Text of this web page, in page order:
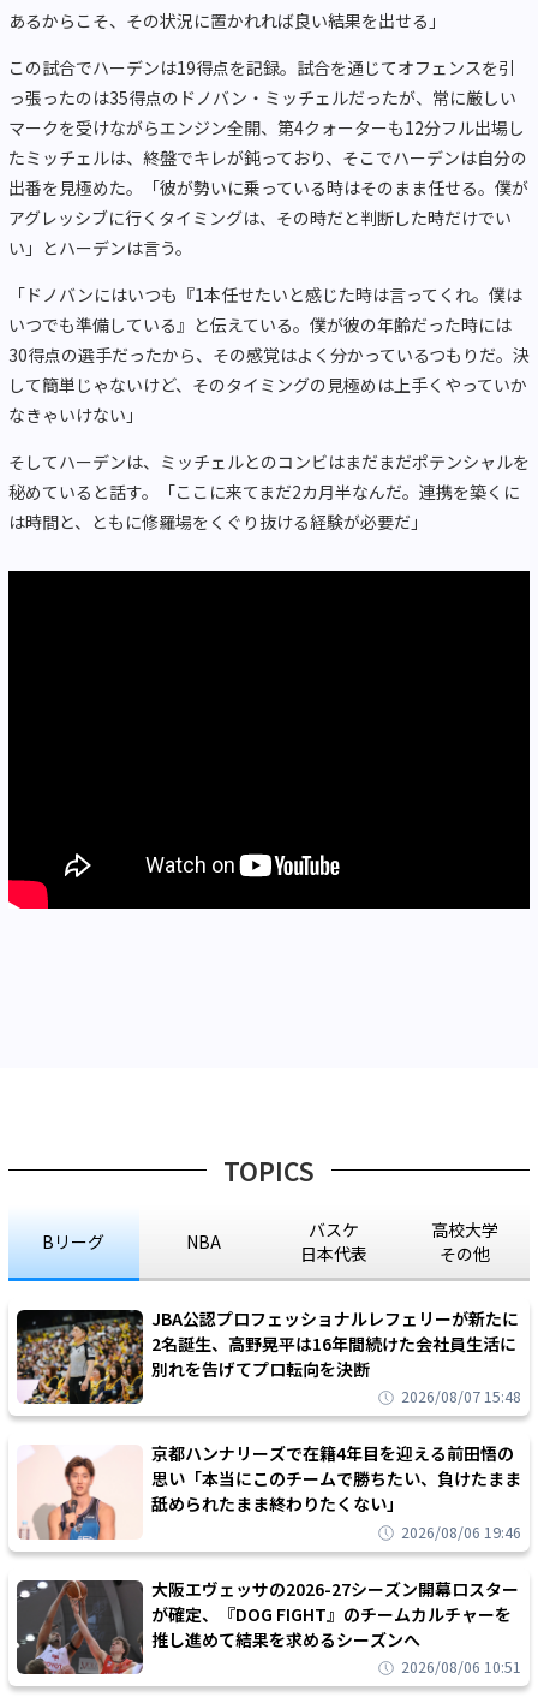
あるからこそ、その状況に置かれれば良い結果を出せる」
この試合でハーデンは19得点を記録。試合を通じてオフェンスを引
っ張ったのは35得点のドノバン・ミッチェルだったが、常に厳しい
マークを受けながらエンジン全開、第4クォーターも12分フル出場し
たミッチェルは、終盤でキレが鈍っており、そこでハーデンは自分の
出番を見極めた。「彼が勢いに乗っている時はそのまま任せる。僕が
アグレッシブに行くタイミングは、その時だと判断した時だけでい
い」とハーデンは言う。
「ドノバンにはいつも『1本任せたいと感じた時は言ってくれ。僕は
いつでも準備している』と伝えている。僕が彼の年齢だった時には
30得点の選手だったから、その感覚はよく分かっているつもりだ。決
して簡単じゃないけど、そのタイミングの見極めは上手くやっていか
なきゃいけない」
そしてハーデンは、ミッチェルとのコンビはまだまだポテンシャルを
秘めていると話す。「ここに来てまだ2カ月半なんだ。連携を築くに
は時間と、ともに修羅場をくぐり抜ける経験が必要だ」
TOPICS
Bリーグ NBA
バスケ
日本代表
高校大学
その他
JBA公認プロフェッショナルレフェリーが新たに
2名誕生、高野晃平は16年間続けた会社員生活に
別れを告げてプロ転向を決断
2026/08/07 15:48
京都ハンナリーズで在籍4年目を迎える前田悟の
思い「本当にこのチームで勝ちたい、負けたまま
舐められたまま終わりたくない」
2026/08/06 19:46
大阪エヴェッサの2026-27シーズン開幕ロスター
が確定、『DOG FIGHT』のチームカルチャーを
推し進めて結果を求めるシーズンへ
2026/08/06 10:51